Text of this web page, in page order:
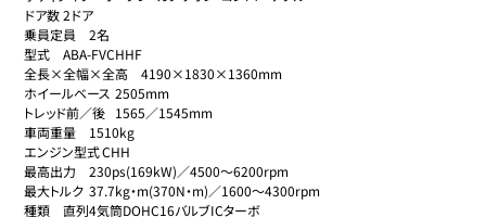
ドア数	2ドア
乗員定員	2名
型式	ABA-FVCHHF
全長×全幅×全高	4190×1830×1360mm
ホイールベース	2505mm
トレッド前／後	1565／1545mm
車両重量	1510kg
エンジン型式	CHH
最高出力	230ps(169kW)／4500～6200rpm
最大トルク	37.7kg・m(370N・m)／1600～4300rpm
種類	直列4気筒DOHC16バルブICターボ